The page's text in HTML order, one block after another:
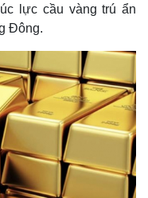
lực cầu vàng trú ẩn
Đông.